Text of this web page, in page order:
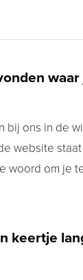
bij ons in de
website
woord om je
keertje